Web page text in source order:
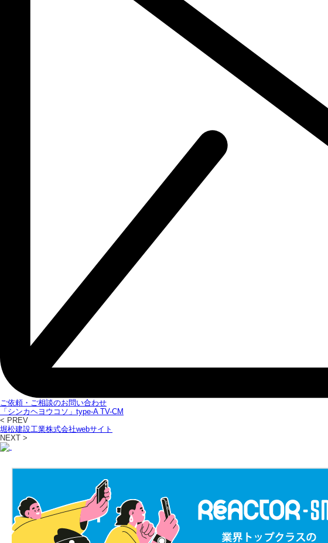
ご依頼・ご相談のお問い合わせ
「シンカヘヨウコソ」type-A TV-CM
< PREV
堀松建設工業株式会社webサイト
NEXT >